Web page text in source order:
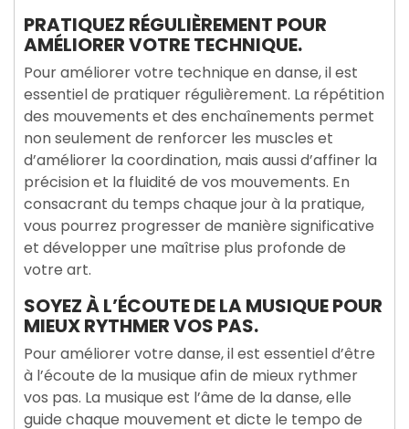
PRATIQUEZ RÉGULIÈREMENT POUR
AMÉLIORER VOTRE TECHNIQUE.
Pour améliorer votre technique en danse, il est
essentiel de pratiquer régulièrement. La répétition
des mouvements et des enchaînements permet
non seulement de renforcer les muscles et
d’améliorer la coordination, mais aussi d’affiner la
précision et la fluidité de vos mouvements. En
consacrant du temps chaque jour à la pratique,
vous pourrez progresser de manière significative
et développer une maîtrise plus profonde de
votre art.
SOYEZ À L’ÉCOUTE DE LA MUSIQUE POUR
MIEUX RYTHMER VOS PAS.
Pour améliorer votre danse, il est essentiel d’être
à l’écoute de la musique afin de mieux rythmer
vos pas. La musique est l’âme de la danse, elle
guide chaque mouvement et dicte le tempo de